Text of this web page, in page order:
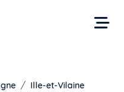
Ille-et-Vilaine